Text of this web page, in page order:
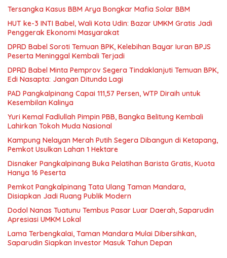
Tersangka Kasus BBM Arya Bongkar Mafia Solar BBM
HUT ke-3 INTI Babel, Wali Kota Udin: Bazar UMKM Gratis Jadi
Penggerak Ekonomi Masyarakat
DPRD Babel Soroti Temuan BPK, Kelebihan Bayar Iuran BPJS
Peserta Meninggal Kembali Terjadi
DPRD Babel Minta Pemprov Segera Tindaklanjuti Temuan BPK,
Edi Nasapta: Jangan Ditunda Lagi
PAD Pangkalpinang Capai 111,57 Persen, WTP Diraih untuk
Kesembilan Kalinya
Yuri Kemal Fadlullah Pimpin PBB, Bangka Belitung Kembali
Lahirkan Tokoh Muda Nasional
Kampung Nelayan Merah Putih Segera Dibangun di Ketapang,
Pemkot Usulkan Lahan 1 Hektare
Disnaker Pangkalpinang Buka Pelatihan Barista Gratis, Kuota
Hanya 16 Peserta
Pemkot Pangkalpinang Tata Ulang Taman Mandara,
Disiapkan Jadi Ruang Publik Modern
Dodol Nanas Tuatunu Tembus Pasar Luar Daerah, Saparudin
Apresiasi UMKM Lokal
Lama Terbengkalai, Taman Mandara Mulai Dibersihkan,
Saparudin Siapkan Investor Masuk Tahun Depan